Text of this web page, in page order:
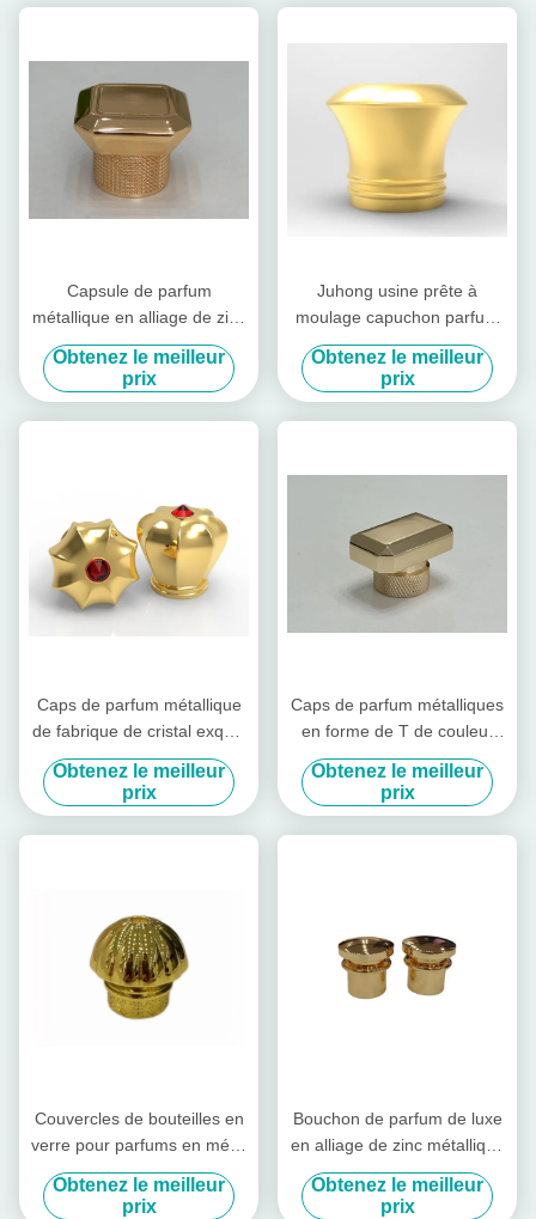
Capsule de parfum
métallique en alliage de zinc
irrégulier simple avec
capsule de parfum
métallique personnalisée
Obtenez le meilleur
prix
Juhong usine prête à
moulage capuchon parfum
métallique personnalisable
pour les bouteilles de
parfums uniques et
personnalisées
Obtenez le meilleur
prix
Caps de parfum métallique
de fabrique de cristal exquis
Caps de parfum métallique
de couleur personnalisée
Caps en alliage de zinc
Obtenez le meilleur
prix
Caps de parfum métalliques
en forme de T de couleur
personnalisée
Obtenez le meilleur
prix
Couvercles de bouteilles en
verre pour parfums en métal
en forme de dôme
Obtenez le meilleur
prix
Bouchon de parfum de luxe
en alliage de zinc métallique
personnalisé
Obtenez le meilleur
prix